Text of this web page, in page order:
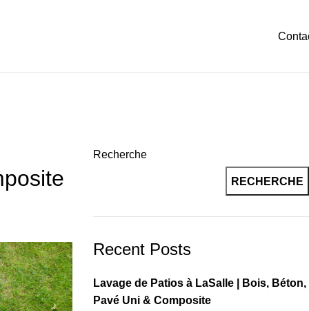
Recherche
RECHERCHE
Recent Posts
Lavage de Patios à LaSalle | Bois, Béton,
Pavé Uni & Composite